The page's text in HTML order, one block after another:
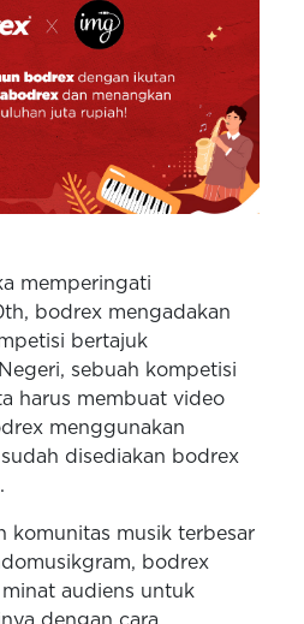
memperingati
bodrex mengadakan
bertajuk
sebuah kompetisi
harus membuat video
menggunakan
disediakan bodrex
komunitas musik terbesar
bodrex
audiens untuk